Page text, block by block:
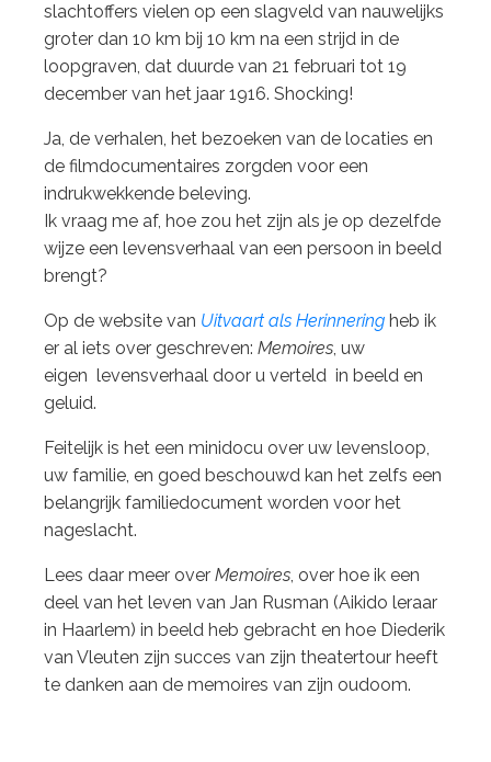
slachtoffers vielen op een slagveld van nauwelijks
groter dan 10 km bij 10 km na een strijd in de
loopgraven, dat duurde van 21 februari tot 19
december van het jaar 1916. Shocking!
Ja, de verhalen, het bezoeken van de locaties en
de filmdocumentaires zorgden voor een
indrukwekkende beleving.
Ik vraag me af, hoe zou het zijn als je op dezelfde
wijze een levensverhaal van een persoon in beeld
brengt?
Op de website van Uitvaart als Herinnering heb ik
er al iets over geschreven: Memoires, uw
eigen levensverhaal door u verteld in beeld en
geluid.
Feitelijk is het een minidocu over uw levensloop,
uw familie, en goed beschouwd kan het zelfs een
belangrijk familiedocument worden voor het
nageslacht.
Lees daar meer over Memoires, over hoe ik een
deel van het leven van Jan Rusman (Aikido leraar
in Haarlem) in beeld heb gebracht en hoe Diederik
van Vleuten zijn succes van zijn theatertour heeft
te danken aan de memoires van zijn oudoom.